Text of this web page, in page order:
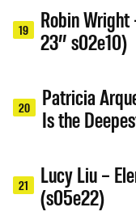
19
Robin Wright
23” s02e10)
20
Patricia
Is the
21
Lucy Liu –
(s05e22)